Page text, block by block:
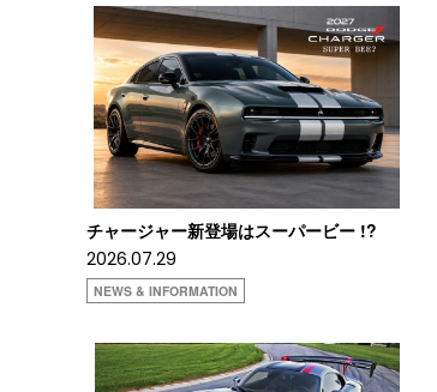
チャージャー新登場はスーパービー !?
2026.07.29
NEWS & INFORMATION